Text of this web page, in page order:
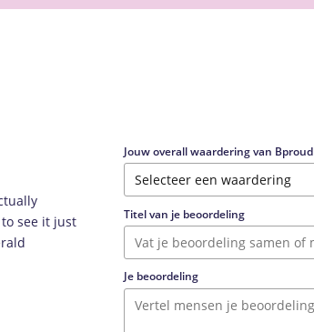
see it just
Jouw overall waardering van Bproud
Titel van je beoordeling
Je beoordeling